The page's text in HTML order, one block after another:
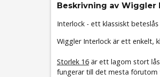
Beskrivning av Wiggler
Interlock - ett klassiskt
Wiggler Interlock är ett enkelt,
Storlek 16 är ett lagom stort
fungerar till det mesta förutom